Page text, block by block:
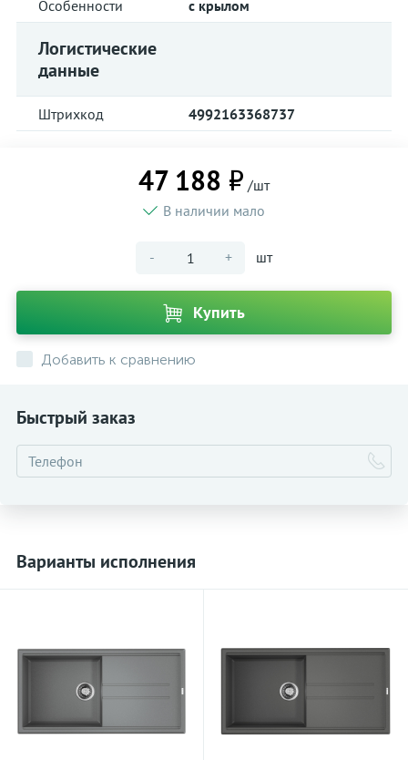
Особенности с крылом
Логистические
данные
Штрихкод 4992163368737
47 188 ₽ /шт
В наличии мало
- + шт
Купить
Добавить к сравнению
Быстрый заказ
Варианты исполнения